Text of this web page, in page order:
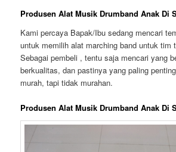
Produsen Alat Musik Drumband Anak Di
Kami percaya Bapak/Ibu sedang mencari
untuk memilih alat marching band untuk
Sebagai pembeli , tentu saja mencari yang
berkualitas, dan pastinya yang paling
murah, tapi tidak murahan.
Produsen Alat Musik Drumband Anak Di